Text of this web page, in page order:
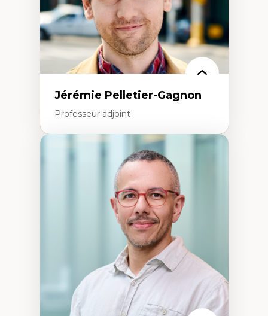
Jérémie Pelletier-Gagnon
Professeur adjoint
Études du jeu vidéo
Fouille de textes
Études postcoloniales
Études critiques des médias
Analyse de données
Études japonaises
Traduction et localisation
Intelligence artificielle et communication
humain-machine